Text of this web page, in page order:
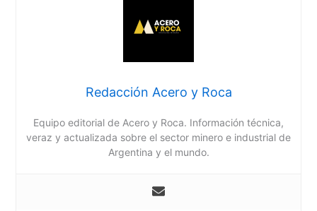
Redacción Acero y Roca
Equipo editorial de Acero y Roca. Información técnica,
veraz y actualizada sobre el sector minero e industrial de
Argentina y el mundo.